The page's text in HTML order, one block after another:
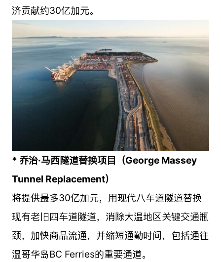
济贡献约30亿加元。
* 乔治·马西隧道替换项目（George Massey
Tunnel Replacement）
将提供最多30亿加元，用现代八车道隧道替换
现有老旧四车道隧道，消除大温地区关键交通瓶
颈，加快商品流通，并缩短通勤时间，包括通往
温哥华岛BC Ferries的重要通道。